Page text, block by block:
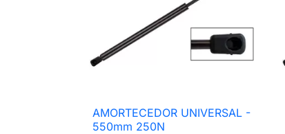
 Vista rápida
AMORTECEDOR UNIVERSAL -
550mm 250N